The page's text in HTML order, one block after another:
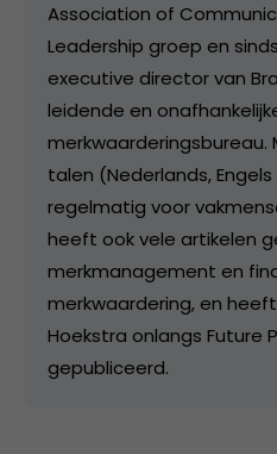
Association of
Leadership groep en
executive director van
leidende en
merkwaarderingsbureau.
talen (Nederlands,
regelmatig voor
heeft ook vele artikelen
merkmanagement en
merkwaardering, en
Hoekstra onlangs Future
gepubliceerd.